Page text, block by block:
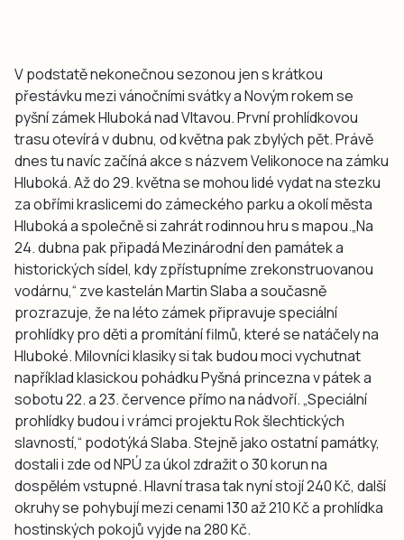
V podstatě nekonečnou sezonou jen s krátkou
přestávku mezi vánočními svátky a Novým rokem se
pyšní zámek Hluboká nad Vltavou. První prohlídkovou
trasu otevírá v dubnu, od května pak zbylých pět. Právě
dnes tu navíc začíná akce s názvem Velikonoce na zámku
Hluboká. Až do 29. května se mohou lidé vydat na stezku
za obřími kraslicemi do zámeckého parku a okolí města
Hluboká a společně si zahrát rodinnou hru s mapou.„Na
24. dubna pak připadá Mezinárodní den památek a
historických sídel, kdy zpřístupníme zrekonstruovanou
vodárnu,“ zve kastelán Martin Slaba a současně
prozrazuje, že na léto zámek připravuje speciální
prohlídky pro děti a promítání filmů, které se natáčely na
Hluboké. Milovníci klasiky si tak budou moci vychutnat
například klasickou pohádku Pyšná princezna v pátek a
sobotu 22. a 23. července přímo na nádvoří. „Speciální
prohlídky budou i v rámci projektu Rok šlechtických
slavností,“ podotýká Slaba. Stejně jako ostatní památky,
dostali i zde od NPÚ za úkol zdražit o 30 korun na
dospělém vstupné. Hlavní trasa tak nyní stojí 240 Kč, další
okruhy se pohybují mezi cenami 130 až 210 Kč a prohlídka
hostinských pokojů vyjde na 280 Kč.